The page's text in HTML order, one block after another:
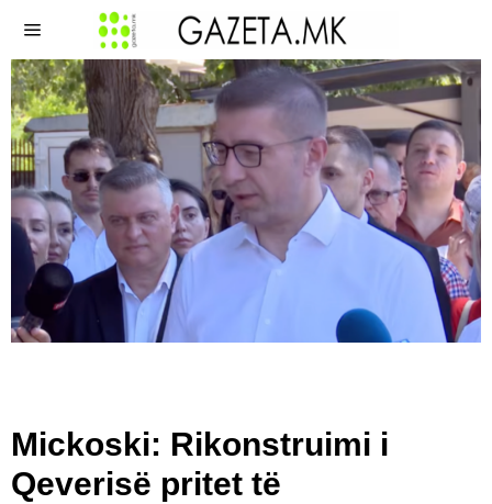
Mickoski: Rikonstruimi i
Qeverisë pritet të